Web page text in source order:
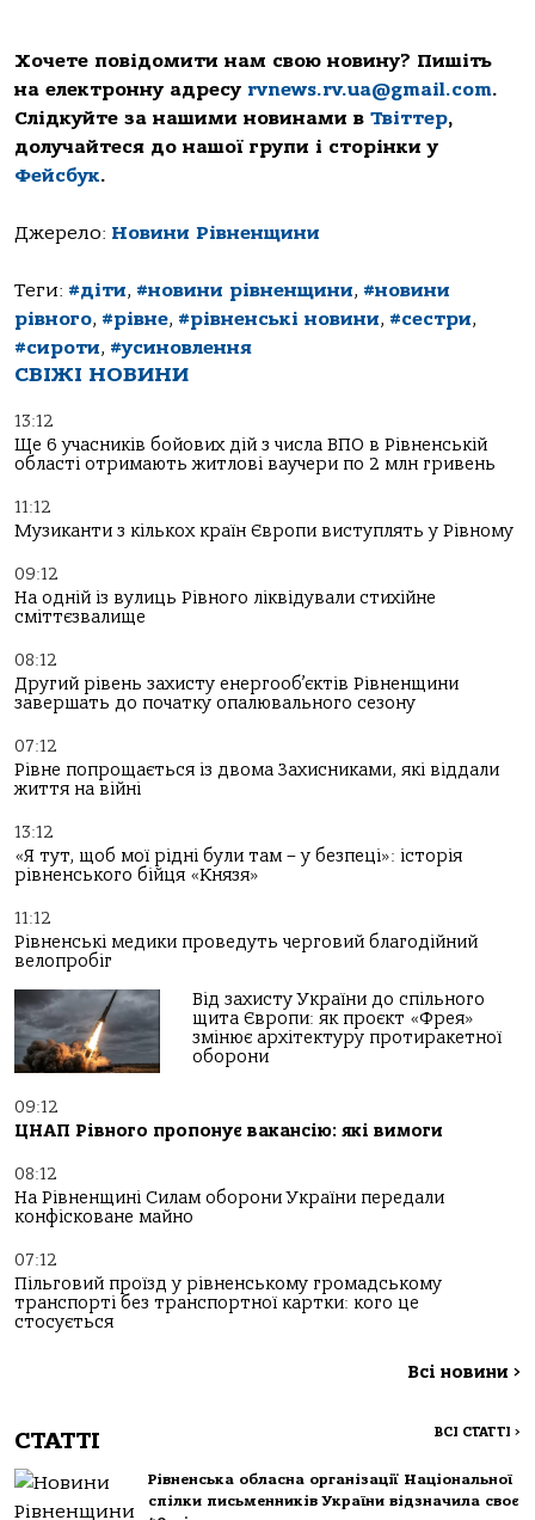
Хочете повідомити нам свою новину? Пишіть
на електронну адресу rvnews.rv.ua@gmail.com.
Слідкуйте за нашими новинами в Твіттер,
долучайтеся до нашої групи і сторінки у
Фейсбук.
Джерело: Новини Рівненщини
Теги: #діти, #новини рівненщини, #новини
рівного, #рівне, #рівненські новини, #сестри,
#сироти, #усиновлення
СВІЖІ НОВИНИ
13:12
Ще 6 учасників бойових дій з числа ВПО в Рівненській
області отримають житлові ваучери по 2 млн гривень
11:12
Музиканти з кількох країн Європи виступлять у Рівному
09:12
На одній із вулиць Рівного ліквідували стихійне
сміттєзвалище
08:12
Другий рівень захисту енергооб’єктів Рівненщини
завершать до початку опалювального сезону
07:12
Рівне попрощається із двома Захисниками, які віддали
життя на війні
13:12
«Я тут, щоб мої рідні були там – у безпеці»: історія
рівненського бійця «Князя»
11:12
Рівненські медики проведуть черговий благодійний
велопробіг
Від захисту України до спільного
щита Європи: як проєкт «Фрея»
змінює архітектуру протиракетної
оборони
09:12
ЦНАП Рівного пропонує вакансію: які вимоги
08:12
На Рівненщині Силам оборони України передали
конфісковане майно
07:12
Пільговий проїзд у рівненському громадському
транспорті без транспортної картки: кого це
стосується
Всі новини >
СТАТТІ ВСІ СТАТТІ >
Рівненська обласна організації Національної
спілки письменників України відзначила своє